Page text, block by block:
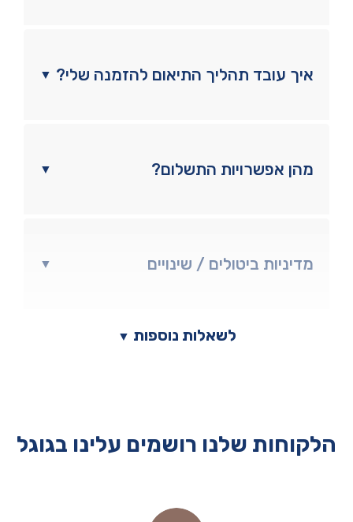
▼ איך עובד תהליך התיאום להזמנה שלי?
▼ מהן אפשרויות התשלום?
▼ מדיניות ביטולים / שינויים
▼ לשאלות נוספות
הלקוחות שלנו רושמים עלינו בגוגל